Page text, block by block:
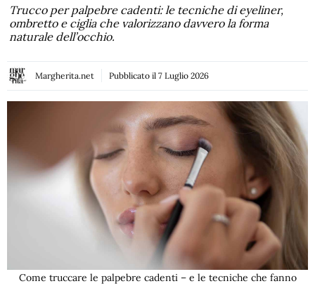
Trucco per palpebre cadenti: le tecniche di eyeliner,
ombretto e ciglia che valorizzano davvero la forma
naturale dell’occhio.
Margherita.net Pubblicato il 7 Luglio 2026
Come truccare le palpebre cadenti – e le tecniche che fanno